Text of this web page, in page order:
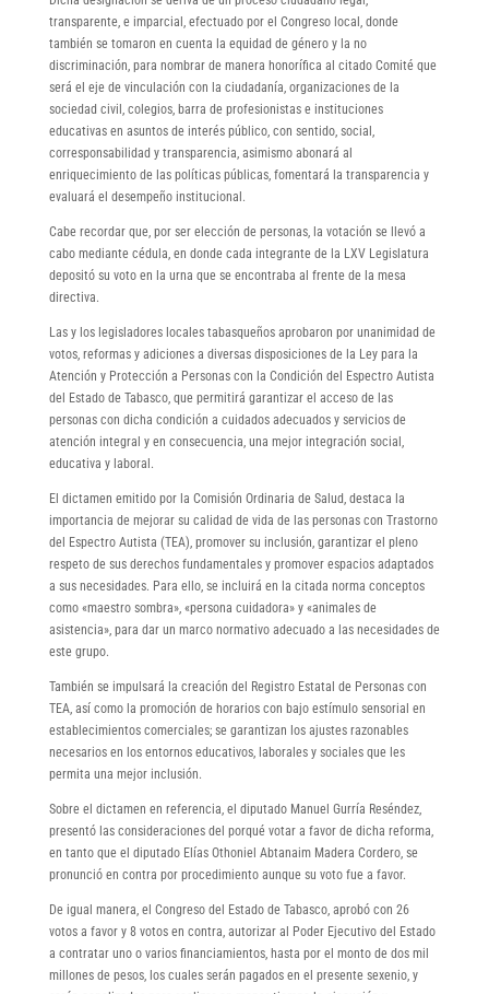
transparente, e imparcial, efectuado por el Congreso local, donde
también se tomaron en cuenta la equidad de género y la no
discriminación, para nombrar de manera honorífica al citado Comité que
será el eje de vinculación con la ciudadanía, organizaciones de la
sociedad civil, colegios, barra de profesionistas e instituciones
educativas en asuntos de interés público, con sentido, social,
corresponsabilidad y transparencia, asimismo abonará al
enriquecimiento de las políticas públicas, fomentará la transparencia y
evaluará el desempeño institucional.
Cabe recordar que, por ser elección de personas, la votación se llevó a
cabo mediante cédula, en donde cada integrante de la LXV Legislatura
depositó su voto en la urna que se encontraba al frente de la mesa
directiva.
Las y los legisladores locales tabasqueños aprobaron por unanimidad de
votos, reformas y adiciones a diversas disposiciones de la Ley para la
Atención y Protección a Personas con la Condición del Espectro Autista
del Estado de Tabasco, que permitirá garantizar el acceso de las
personas con dicha condición a cuidados adecuados y servicios de
atención integral y en consecuencia, una mejor integración social,
educativa y laboral.
El dictamen emitido por la Comisión Ordinaria de Salud, destaca la
importancia de mejorar su calidad de vida de las personas con Trastorno
del Espectro Autista (TEA), promover su inclusión, garantizar el pleno
respeto de sus derechos fundamentales y promover espacios adaptados
a sus necesidades. Para ello, se incluirá en la citada norma conceptos
como «maestro sombra», «persona cuidadora» y «animales de
asistencia», para dar un marco normativo adecuado a las necesidades de
este grupo.
También se impulsará la creación del Registro Estatal de Personas con
TEA, así como la promoción de horarios con bajo estímulo sensorial en
establecimientos comerciales; se garantizan los ajustes razonables
necesarios en los entornos educativos, laborales y sociales que les
permita una mejor inclusión.
Sobre el dictamen en referencia, el diputado Manuel Gurría Reséndez,
presentó las consideraciones del porqué votar a favor de dicha reforma,
en tanto que el diputado Elías Othoniel Abtanaim Madera Cordero, se
pronunció en contra por procedimiento aunque su voto fue a favor.
De igual manera, el Congreso del Estado de Tabasco, aprobó con 26
votos a favor y 8 votos en contra, autorizar al Poder Ejecutivo del Estado
a contratar uno o varios financiamientos, hasta por el monto de dos mil
millones de pesos, los cuales serán pagados en el presente sexenio, y